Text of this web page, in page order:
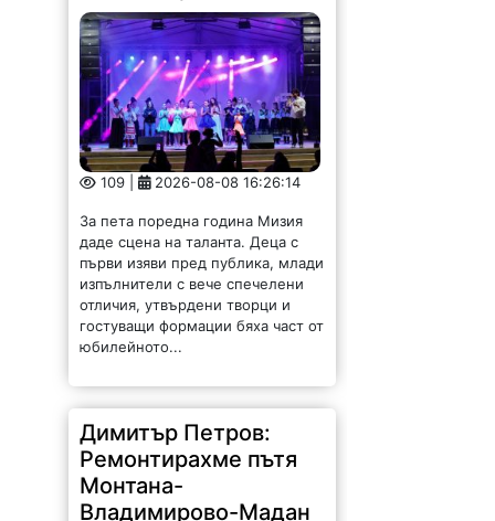
109 | 2026-08-08 16:26:14
За пета поредна година Мизия
даде сцена на таланта. Деца с
първи изяви пред публика, млади
изпълнители с вече спечелени
отличия, утвърдени творци и
гостуващи формации бяха част от
юбилейното...
Димитър Петров:
Ремонтирахме пътя
Монтана-
Владимирово-Мадан